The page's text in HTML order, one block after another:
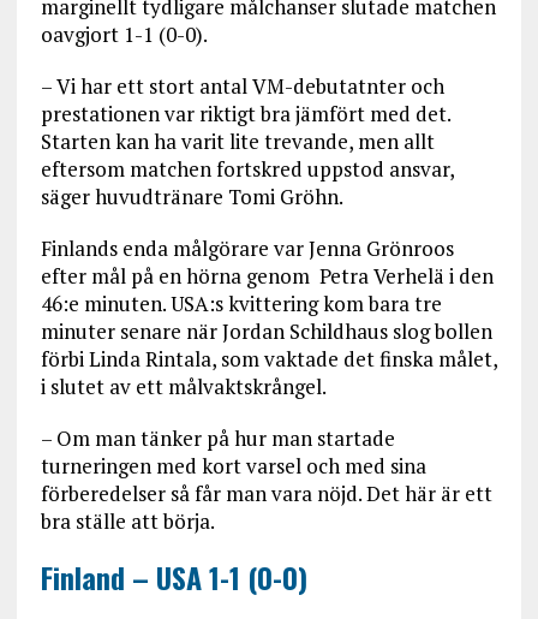
marginellt tydligare målchanser slutade matchen
oavgjort 1-1 (0-0).
– Vi har ett stort antal VM-debutatnter och
prestationen var riktigt bra jämfört med det.
Starten kan ha varit lite trevande, men allt
eftersom matchen fortskred uppstod ansvar,
säger huvudtränare Tomi Gröhn.
Finlands enda målgörare var Jenna Grönroos
efter mål på en hörna genom Petra Verhelä i den
46:e minuten. USA:s kvittering kom bara tre
minuter senare när Jordan Schildhaus slog bollen
förbi Linda Rintala, som vaktade det finska målet,
i slutet av ett målvaktskrångel.
– Om man tänker på hur man startade
turneringen med kort varsel och med sina
förberedelser så får man vara nöjd. Det här är ett
bra ställe att börja.
Finland – USA 1-1 (0-0)